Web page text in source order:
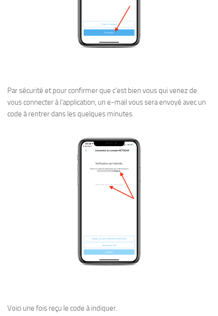
Par sécurité et pour confirmer que c’est bien vous qui venez de
vous connecter à l’application, un e-mail vous sera envoyé avec un
code à rentrer dans les quelques minutes.
Voici une fois reçu le code à indiquer.